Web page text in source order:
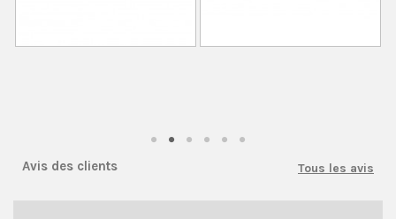
Avis des clients Tous les avis